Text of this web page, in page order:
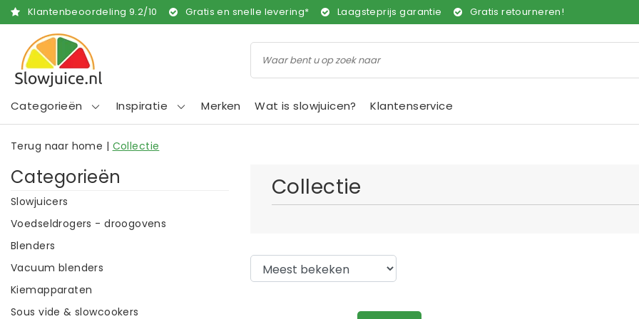
Klantenbeoordeling 9.2/10 Gratis en snelle levering* Laagsteprijs garantie Gratis retourneren!
Categorieën Inspiratie Merken Wat is slowjuicen? Klantenservice
Terug naar home | Collectie
Categorieën
Slowjuicers
Voedseldrogers - droogovens
Blenders
Vacuum blenders
Kiemapparaten
Sous vide & slowcookers
Collectie